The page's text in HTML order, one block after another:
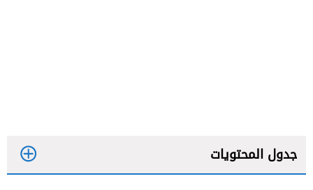
جدول المحتويات